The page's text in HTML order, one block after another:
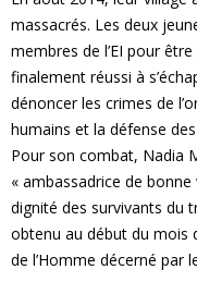
massacrés. Les deux
membres de l’EI pour
finalement réussi à
dénoncer les crimes de
humains et la défense
Pour son combat, Nadia
« ambassadrice de
dignité des survivants du
obtenu au début du mois
de l’Homme décerné par